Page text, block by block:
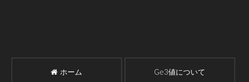
ホーム Ge3値について